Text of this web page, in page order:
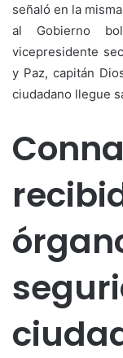
señaló en la
al Gobierno
vicepresidente
y Paz, capitán
ciudadano llegue